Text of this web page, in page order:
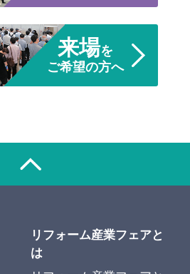
来場を
ご希望の方へ
リフォーム産業フェアと
は